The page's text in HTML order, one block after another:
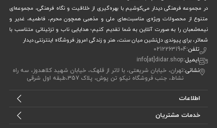
در مجموعه فرهنگی دیدار می‌کوشیم با بهره‌گیری از خلاقیت و نگاه فرهنگی، مجموعه‌ای
متنوع از محصولات ویژه‌ی مناسبت‌های ملی و مذهبی همچون محرم، فاطمیه، غدیر و
نیمه‌شعبان را به صورت آنلاین به شما تقدیم کنیم؛ هدایایی ناب و تزئیناتی متناسب با
شعائر، برای پیوندی دل‌نشین میان سنت، هنر و زندگی امروز.فروشگاه اینترنتی دیدار
تلفن:02122631904
ایمیل:info[at]didar.shop
نشانی:تهران، خیابان شریعتی، با لاتر از قلهک، خیابان شهید کلاهدوز، سه راه
نشاط، جنب فروشگاه نیکو تن پوش، پلاک 357،طبقه اول شرقی
اطلاعات
خدمات مشتریان